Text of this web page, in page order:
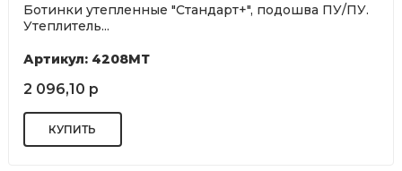
Ботинки утепленные "Стандарт+", подошва ПУ/ПУ.
Утеплитель...
Артикул: 4208МТ
2 096,10 р